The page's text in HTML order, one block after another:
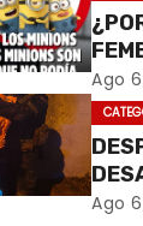
SU
Ago
Ago